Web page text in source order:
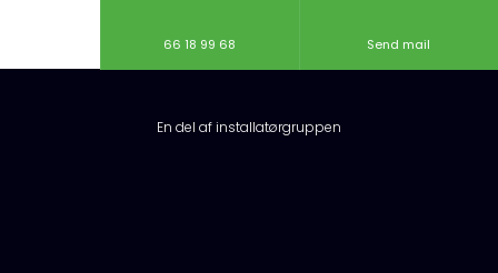
66 18 99 68 Send mail
En del af installatørgruppen